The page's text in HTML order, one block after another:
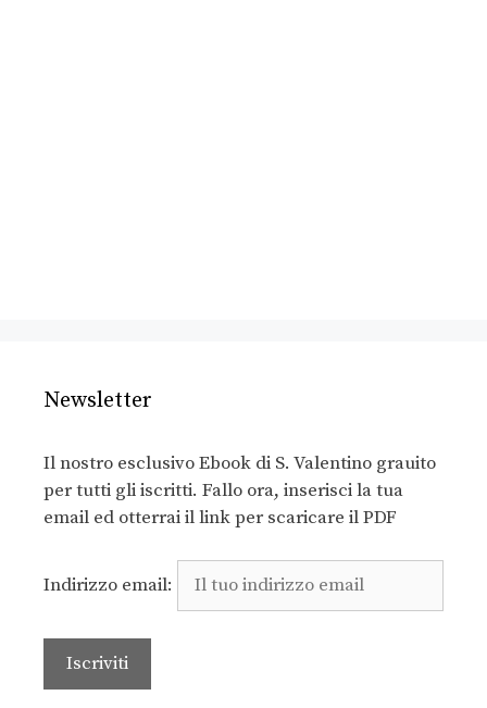
Newsletter
Il nostro esclusivo Ebook di S. Valentino grauito
per tutti gli iscritti. Fallo ora, inserisci la tua
email ed otterrai il link per scaricare il PDF
Indirizzo email: